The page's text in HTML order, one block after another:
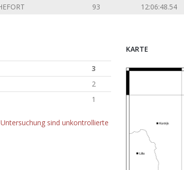
93 12:06:48.54
3
2
1
sind unkontrollierte
KARTE